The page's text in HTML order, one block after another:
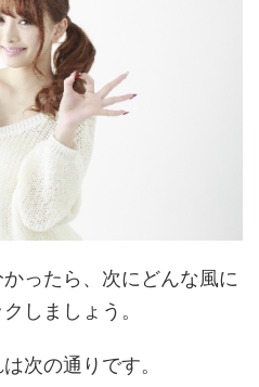
ったら、次にどんな風に
しましょう。
次の通りです。